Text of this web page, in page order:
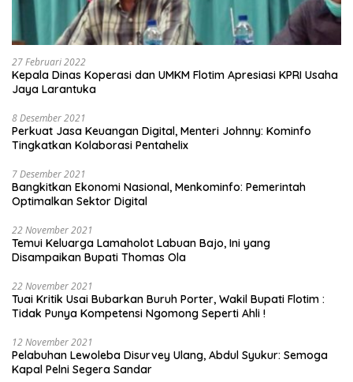
27 Februari 2022
Kepala Dinas Koperasi dan UMKM Flotim Apresiasi KPRI Usaha
Jaya Larantuka
8 Desember 2021
Perkuat Jasa Keuangan Digital, Menteri Johnny: Kominfo
Tingkatkan Kolaborasi Pentahelix
7 Desember 2021
Bangkitkan Ekonomi Nasional, Menkominfo: Pemerintah
Optimalkan Sektor Digital
22 November 2021
Temui Keluarga Lamaholot Labuan Bajo, Ini yang
Disampaikan Bupati Thomas Ola
22 November 2021
Tuai Kritik Usai Bubarkan Buruh Porter, Wakil Bupati Flotim :
Tidak Punya Kompetensi Ngomong Seperti Ahli !
12 November 2021
Pelabuhan Lewoleba Disurvey Ulang, Abdul Syukur: Semoga
Kapal Pelni Segera Sandar